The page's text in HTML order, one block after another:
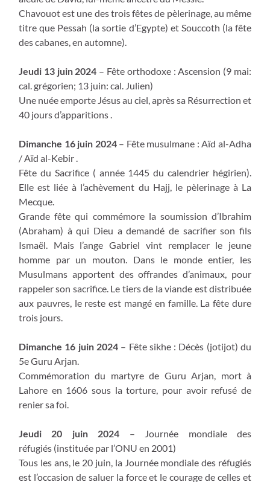
Chavouot est une des trois fêtes de pèlerinage, au même
titre que Pessah (la sortie d’Egypte) et Souccoth (la fête
des cabanes, en automne).
Jeudi 13 juin 2024 – Fête orthodoxe : Ascension (9 mai:
cal. grégorien; 13 juin: cal. Julien)
Une nuée emporte Jésus au ciel, après sa Résurrection et
40 jours d’apparitions .
Dimanche 16 juin 2024– Fête musulmane : Aïd al-Adha
/ Aïd al-Kebir .
Fête du Sacrifice ( année 1445 du calendrier hégirien).
Elle est liée à l’achèvement du Hajj, le pèlerinage à La
Mecque.
Grande fête qui commémore la soumission d’Ibrahim
(Abraham) à qui Dieu a demandé de sacrifier son fils
Ismaël. Mais l’ange Gabriel vint remplacer le jeune
homme par un mouton. Dans le monde entier, les
Musulmans apportent des offrandes d’animaux, pour
rappeler son sacrifice. Le tiers de la viande est distribuée
aux pauvres, le reste est mangé en famille. La fête dure
trois jours.
Dimanche 16 juin 2024– Fête sikhe : Décès (jotijot) du
5e Guru Arjan.
Commémoration du martyre de Guru Arjan, mort à
Lahore en 1606 sous la torture, pour avoir refusé de
renier sa foi.
Jeudi 20 juin 2024 – Journée mondiale des
réfugiés (instituée par l’ONU en 2001)
Tous les ans, le 20 juin, la Journée mondiale des réfugiés
est l’occasion de saluer la force et le courage de celles et